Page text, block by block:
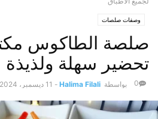
وصفات صلصات
صلصة الطاكوس
تحضير سهلة ولذيذة
بواسطة Halima Filali
- 11 ديسمبر، 2024 0